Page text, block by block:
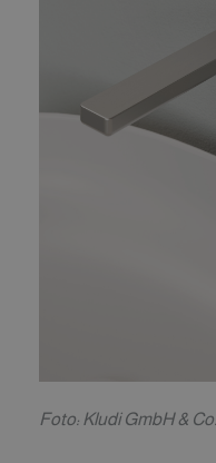
Foto: Kludi GmbH &